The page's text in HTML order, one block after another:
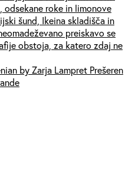
roke in limonove
šund, Ikeina skladišča in
preiskavo se
obstoja, za katero zdaj ne
by Zarja Lampret Prešeren